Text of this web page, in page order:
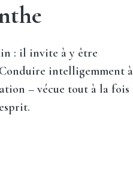
: il invite à y être
intelligemment à
– vécue tout à la fois